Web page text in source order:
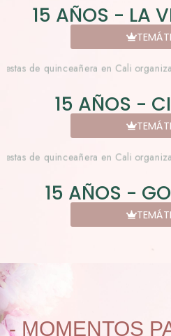
15 AÑOS - LA
15 AÑOS -
15 AÑOS -
- MOMENTOS